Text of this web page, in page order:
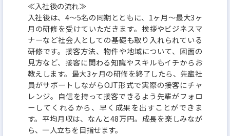
≪入社後の流れ≫
入社後は、4〜5名の同期とともに、1ヶ月〜最大3ヶ
月の研修を受けていただきます。挨拶やビジネスマ
ナーなど社会人としての基礎も取り入れられている
研修です。接客方法、物件や地域について、図面の
見方など、接客に関わる知識やスキルもイチからお
教えします。最大3ヶ月の研修を終了したら、先輩社
員がサポートしながらOJT形式で実際の接客にチャ
レンジ。自信を持って接客できるよう先輩がフォロ
ーしてくれるから、早く成果を出すことができま
す。平均月収は、なんと48万円。成長を楽しみなが
ら、一人立ちを目指せます。